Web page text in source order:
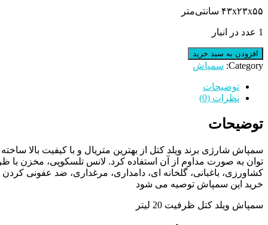
۴۳x۲۳x۵۵ سانتی‌متر
1 عدد در انبار
سمپاش
ویلد
ظرفیت
عدد
افزودن به سبد خرید
Category: سمپاش
توضیحات
نظرات (0)
توضیحات
سمپاش شارژی برند ویلد کتل از بهترین متریال و با کیفیت بالا
کشاورزی، باغبانی، گلخانه ای، دامداری، مرغداری، ضد عفونی
خرید این سمپاش توصیه می شود
سمپاش ویلد کتل ظرفیت 20 لیتر